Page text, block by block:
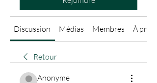
Discussion Médias Membres À
Retour
Anonyme